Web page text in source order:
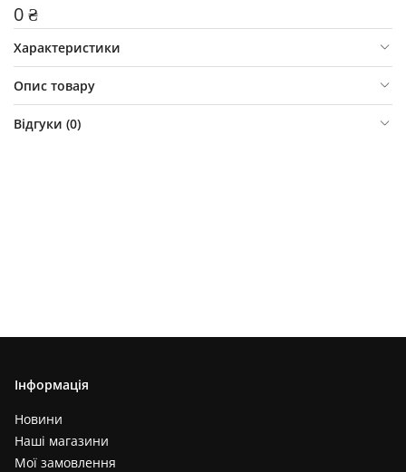
0 ₴
Характеристики
Опис товару
Відгуки (0)
Інформація
Новини
Наші магазини
Мої замовлення